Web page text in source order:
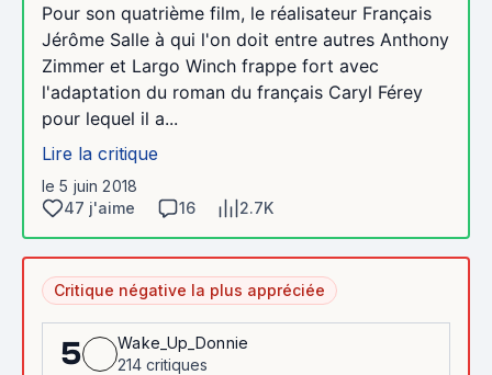
Pour son quatrième film, le réalisateur Français
Jérôme Salle à qui l'on doit entre autres Anthony
Zimmer et Largo Winch frappe fort avec
l'adaptation du roman du français Caryl Férey
pour lequel il a...
Lire la critique
le 5 juin 2018
47 j'aime
16 2.7K
Critique négative la plus appréciée
5
Wake_Up_Donnie
214 critiques